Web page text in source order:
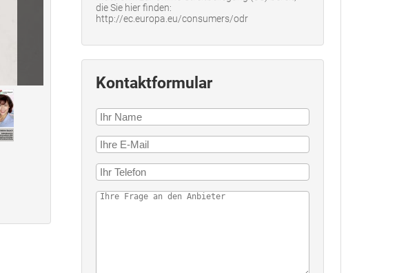
die Sie hier finden:
http://ec.europa.eu/consumers/odr
Kontaktformular